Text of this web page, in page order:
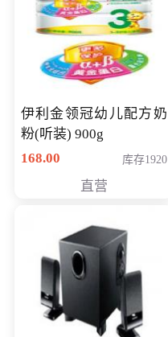
伊利金领冠幼儿配方奶
粉(听装) 900g
168.00
库存1920
直营